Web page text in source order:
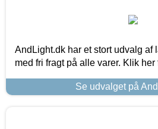
AndLight.dk har et stort udvalg af
med fri fragt på alle varer. Klik
Se udvalget på